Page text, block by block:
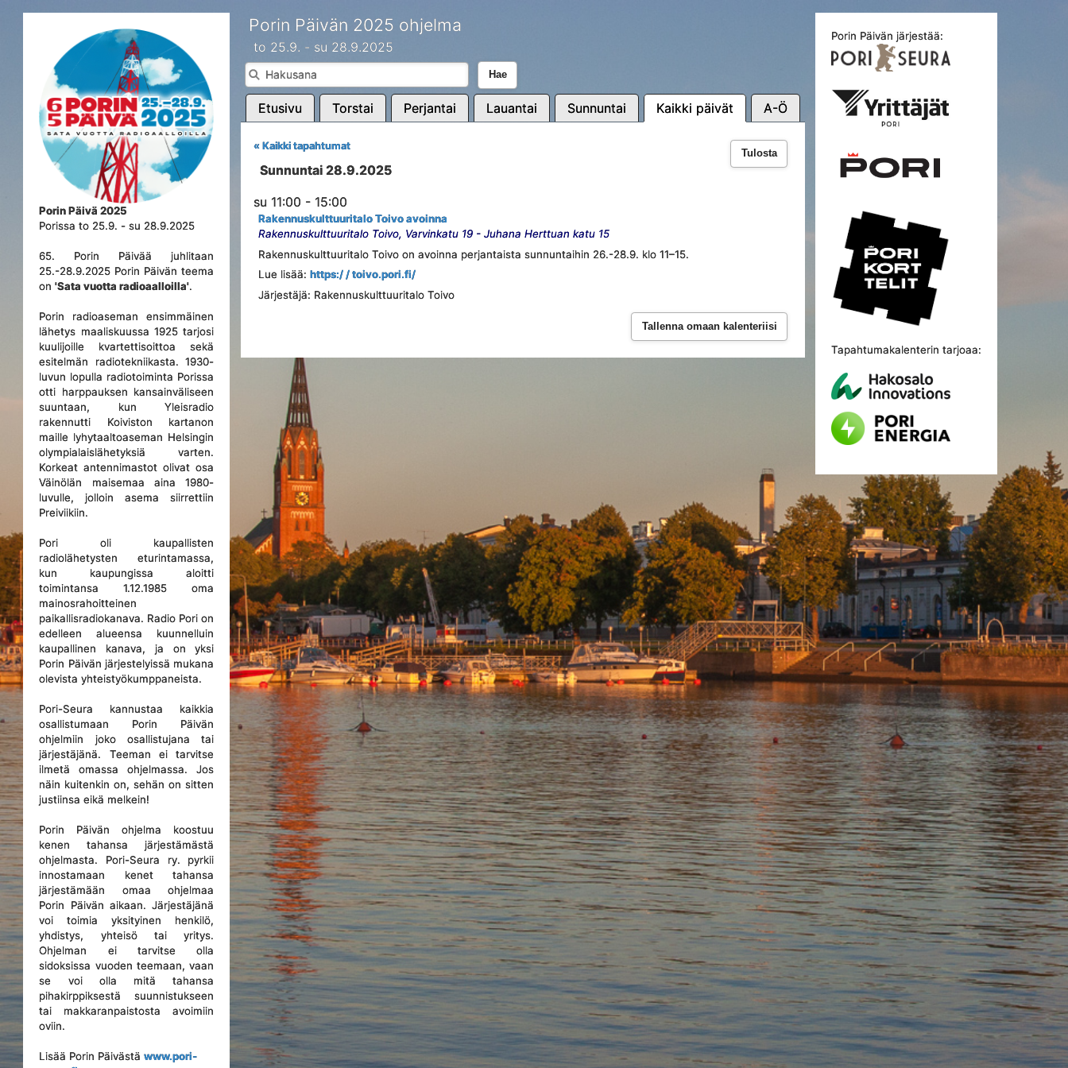
Porin Päivä 2025
Porissa to 25.9. - su 28.9.2025
65. Porin Päivää juhlitaan
25.-28.9.2025 Porin Päivän teema
on'Sata vuotta radioaalloilla'.
Porin radioaseman ensimmäinen
lähetys maaliskuussa 1925 tarjosi
kuulijoille kvartettisoittoa sekä
esitelmän radiotekniikasta. 1930-
luvun lopulla radiotoiminta Porissa
otti harppauksen kansainväliseen
suuntaan, kun Yleisradio
rakennutti Koiviston kartanon
maille lyhytaaltoaseman Helsingin
olympialaislähetyksiä varten.
Korkeat antennimastot olivat osa
Väinölän maisemaa aina 1980-
luvulle, jolloin asema siirrettiin
Preiviikiin.
Pori oli kaupallisten
radiolähetysten eturintamassa,
kun kaupungissa aloitti
toimintansa 1.12.1985 oma
mainosrahoitteinen
paikallisradiokanava. Radio Pori on
edelleen alueensa kuunnelluin
kaupallinen kanava, ja on yksi
Porin Päivän järjestelyissä mukana
olevista yhteistyökumppaneista.
Pori-Seura kannustaa kaikkia
osallistumaan Porin Päivän
ohjelmiin joko osallistujana tai
järjestäjänä. Teeman ei tarvitse
ilmetä omassa ohjelmassa. Jos
näin kuitenkin on, sehän on sitten
justiinsa eikä melkein!
Porin Päivän ohjelma koostuu
kenen tahansa järjestämästä
ohjelmasta. Pori-Seura ry. pyrkii
innostamaan kenet tahansa
järjestämään omaa ohjelmaa
Porin Päivän aikaan. Järjestäjänä
voi toimia yksityinen henkilö,
yhdistys, yhteisö tai yritys.
Ohjelman ei tarvitse olla
sidoksissa vuoden teemaan, vaan
se voi olla mitä tahansa
pihakirppiksestä suunnistukseen
tai makkaranpaistosta avoimiin
oviin.
Lisää Porin Päivästäwww.pori-
Porin Päivän 2025 ohjelma
to 25.9. - su 28.9.2025
Hae
Etusivu Torstai Perjantai Lauantai Sunnuntai Kaikki päivät A-Ö
Tulosta
« Kaikki tapahtumat
Sunnuntai 28.9.2025
su 11:00 - 15:00
Rakennuskulttuuritalo Toivo avoinna
Rakennuskulttuuritalo Toivo, Varvinkatu 19 - Juhana Herttuan katu 15
Rakennuskulttuuritalo Toivo on avoinna perjantaista sunnuntaihin 26.-28.9. klo 11–15.
Lue lisää:https:/ / toivo.pori.fi/
Järjestäjä: Rakennuskulttuuritalo Toivo
Tallenna omaan kalenteriisi
Porin Päivän järjestää:
Tapahtumakalenterin tarjoaa: